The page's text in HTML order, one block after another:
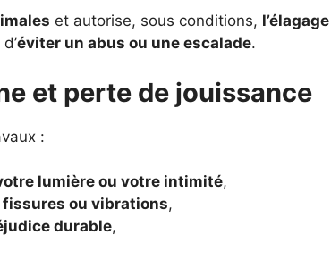
et autorise, sous conditions,
éviter un abus ou une escalade.
et perte de jouissance
:
lumière ou votre intimité,
fissures ou vibrations,
durable,